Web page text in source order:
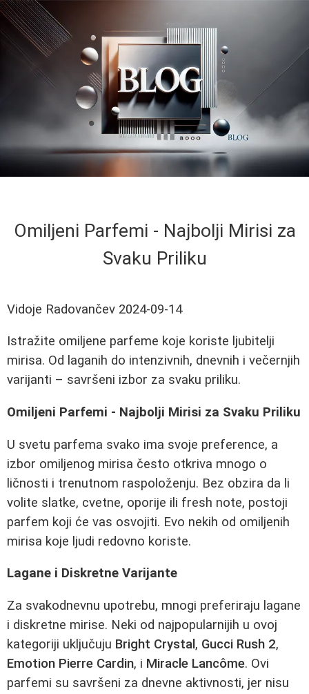
Omiljeni Parfemi - Najbolji Mirisi za
Svaku Priliku
Vidoje Radovančev 2024-09-14
Istražite omiljene parfeme koje koriste ljubitelji
mirisa. Od laganih do intenzivnih, dnevnih i večernjih
varijanti – savršeni izbor za svaku priliku.
Omiljeni Parfemi - Najbolji Mirisi za Svaku Priliku
U svetu parfema svako ima svoje preference, a
izbor omiljenog mirisa često otkriva mnogo o
ličnosti i trenutnom raspoloženju. Bez obzira da li
volite slatke, cvetne, oporije ili fresh note, postoji
parfem koji će vas osvojiti. Evo nekih od omiljenih
mirisa koje ljudi redovno koriste.
Lagane i Diskretne Varijante
Za svakodnevnu upotrebu, mnogi preferiraju lagane
i diskretne mirise. Neki od najpopularnijih u ovoj
kategoriji uključuju Bright Crystal , Gucci Rush 2,
Emotion Pierre Cardin, i Miracle Lancôme. Ovi
parfemi su savršeni za dnevne aktivnosti, jer nisu